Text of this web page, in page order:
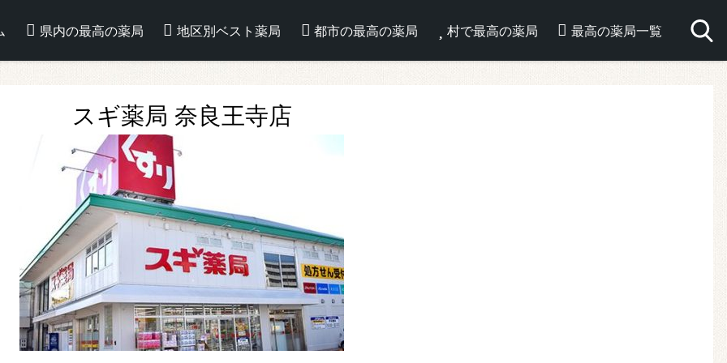
県内の最高の薬局 地区別ベスト薬局 都市の最高の薬局 村で最高の薬局 最高の薬局一覧
スギ薬局 奈良王寺店